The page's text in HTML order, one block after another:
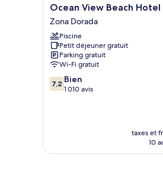
Ocean
View
Beach
Hotel
Zona
Dorada
Ocean View Beach Hotel
Zona Dorada
Piscine
Petit déjeuner gratuit
Parking gratuit
Wi-Fi gratuit
7.2
sur
7,2 Bien
1 010 avis
taxes et
10